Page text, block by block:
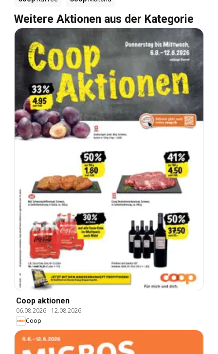
Weitere Aktionen aus der Kategorie
Coop aktionen
06.08.2026- 12.08.2026
Coop